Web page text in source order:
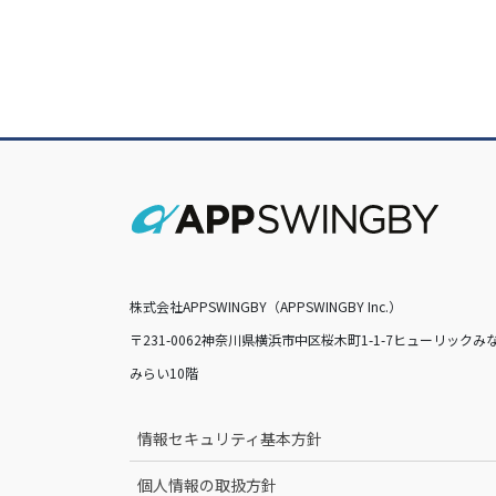
株式会社APPSWINGBY（APPSWINGBY Inc.）
〒231-0062神奈川県横浜市中区桜木町1-1-7ヒューリックみ
みらい10階
情報セキュリティ基本方針
個人情報の取扱方針